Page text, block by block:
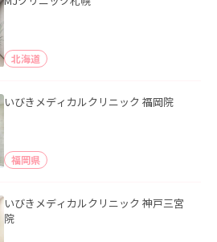
北海道
いびきメディカルクリニック 福岡院
福岡県
いびきメディカルクリニック 神戸三宮
院